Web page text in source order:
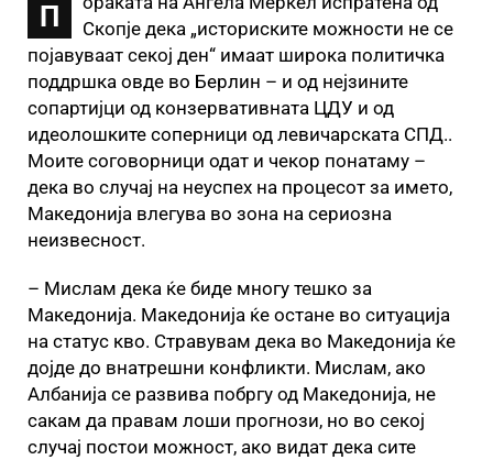
П
Скопје дека „историските можности не се
појавуваат секој ден“ имаат широка политичка
поддршка овде во Берлин – и од нејзините
сопартијци од конзервативната ЦДУ и од
идеолошките соперници од левичарската СПД..
Моите соговорници одат и чекор понатаму –
дека во случај на неуспех на процесот за името,
Македонија влегува во зона на сериозна
неизвесност.
– Мислам дека ќе биде многу тешко за
Македонија. Македонија ќе остане во ситуација
на статус кво. Стравувам дека во Македонија ќе
дојде до внатрешни конфликти. Мислам, ако
Албанија се развива побргу од Македонија, не
сакам да правам лоши прогнози, но во секој
случај постои можност, ако видат дека сите